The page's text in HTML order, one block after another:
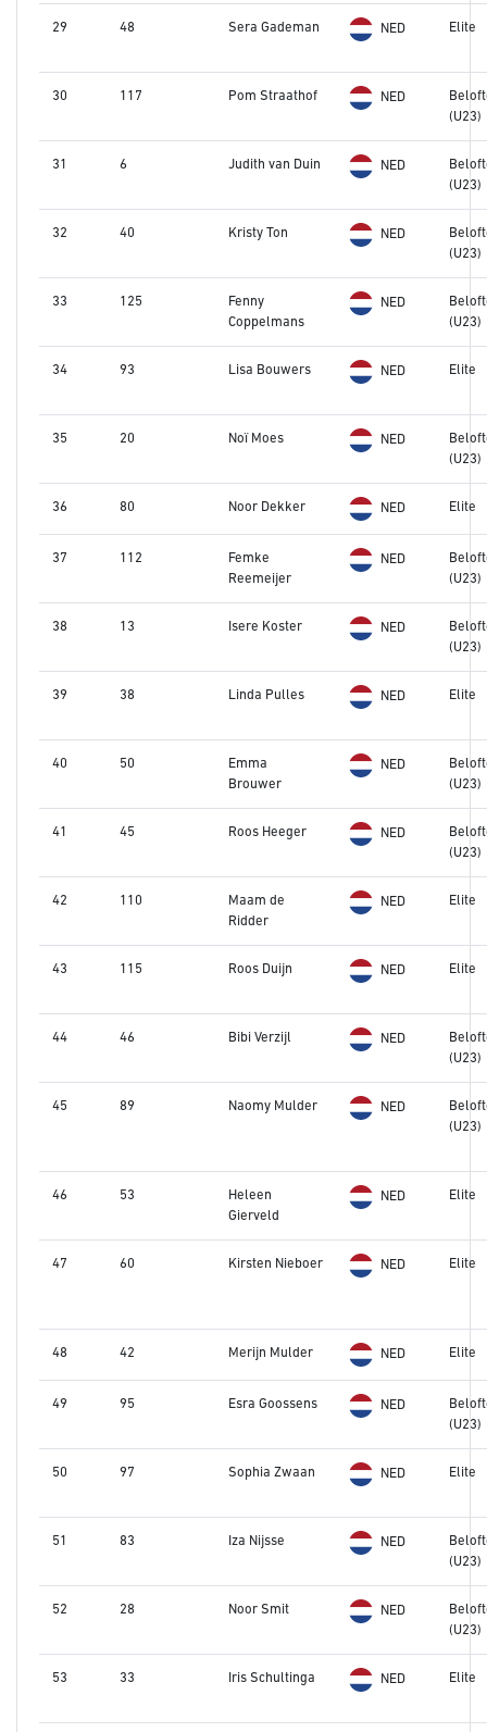
29 48 Sera Gademan NED Elite
30 117 Pom Straathof NED
(U23)
31 6 Judith van Duin NED
(U23)
32 40 Kristy Ton NED
(U23)
33 125
Fenny
Coppelmans
NED
(U23)
34 93 Lisa Bouwers NED Elite
35 20 Noï Moes NED
(U23)
36 80 Noor Dekker NED Elite
37 112
Femke
Reemeijer
NED
(U23)
38 13 Isere Koster NED
(U23)
39 38 Linda Pulles NED Elite
40 50
Emma
Brouwer
NED
(U23)
41 45 Roos Heeger NED
(U23)
42 110
Maam de
Ridder
NED Elite
43 115 Roos Duijn NED Elite
44 46 Bibi Verzijl NED
(U23)
45 89 Naomy Mulder NED
(U23)
46 53
Heleen
Gierveld
NED Elite
47 60 Kirsten Nieboer NED Elite
48 42 Merijn Mulder NED Elite
49 95 Esra Goossens NED
(U23)
50 97 Sophia Zwaan NED Elite
51 83 Iza Nijsse NED
(U23)
52 28 Noor Smit NED
(U23)
53 33 Iris Schultinga NED Elite